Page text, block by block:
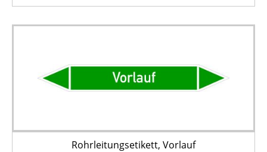
Rohrleitungsetikett, Vorlauf